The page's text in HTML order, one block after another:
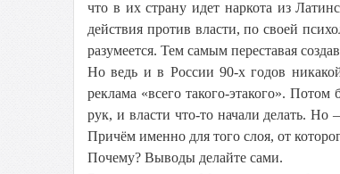
что в их страну идет наркота из
действия против власти, по своей
разумеется. Тем самым переставая
Но ведь и в России 90-х годов
реклама «всего такого-этакого».
рук, и власти что-то начали делать.
Причём именно для того слоя, от
Почему? Выводы делайте сами.